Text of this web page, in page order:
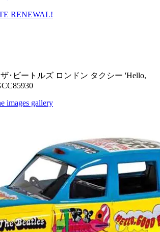
RENEWAL!
･ビートルズ ロンドン タクシー 'Hello,
images gallery